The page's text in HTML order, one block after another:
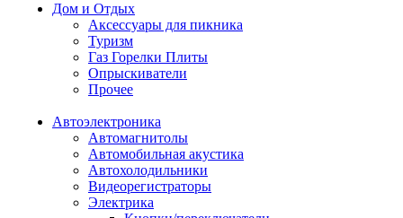
Дом и Отдых
Аксессуары для пикника
Туризм
Газ Горелки Плиты
Опрыскиватели
Прочее
Автоэлектроника
Автомагнитолы
Автомобильная акустика
Автохолодильники
Видеорегистраторы
Электрика